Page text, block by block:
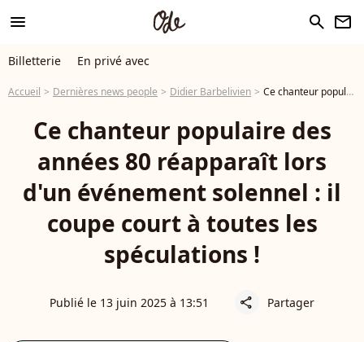
menu search newsletter
Billetterie En privé avec
Accueil Dernières news people Didier Barbelivien Ce chanteur populaire des années 80 réapparaît lors d'un événement solennel : il coupe court à toutes les spéculations !
Ce chanteur populaire des
années 80 réapparaît lors
d'un événement solennel : il
coupe court à toutes les
spéculations !
Publié le 13 juin 2025 à 13:51 share Partager